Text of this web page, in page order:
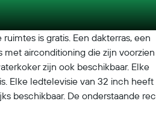
is gratis. Een dakterras, een
airconditioning die zijn
zijn ook beschikbaar. Elke
Elke ledtelevisie van 32 inch heeft
beschikbaar. De onderstaande